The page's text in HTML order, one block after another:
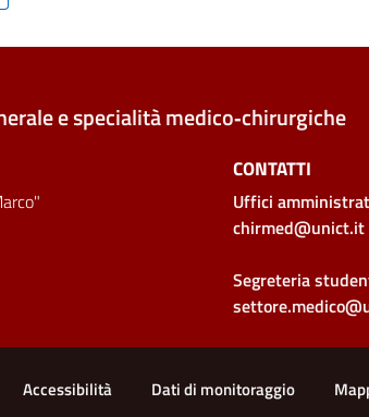
e specialità medico‑chirurgiche
CONTATTI
Uffici
chirmed@unict.it
Segreteria
Accessibilità Dati di monitoraggio